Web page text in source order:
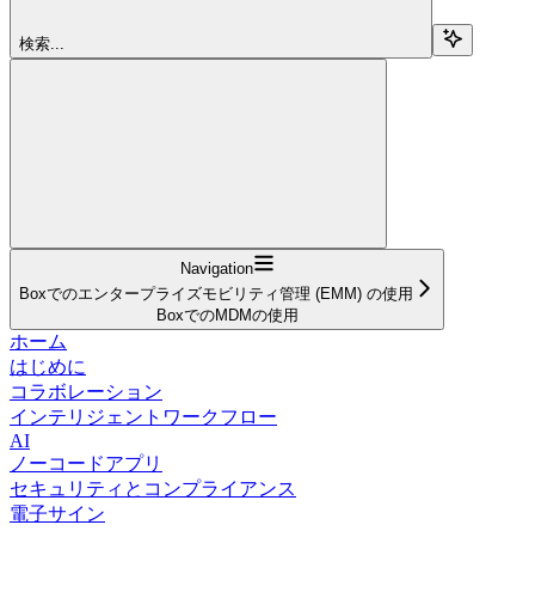
検索...
Navigation
Boxでのエンタープライズモビリティ管理 (EMM) の使用
BoxでのMDMの使用
ホーム
はじめに
コラボレーション
インテリジェントワークフロー
AI
ノーコードアプリ
セキュリティとコンプライアンス
電子サイン